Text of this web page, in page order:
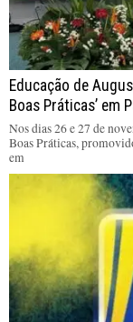
Educação de
Boas Práticas’ em
Nos dias 26 e 27 de
Boas Práticas,
em